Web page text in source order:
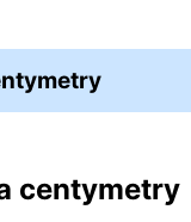
centymetry